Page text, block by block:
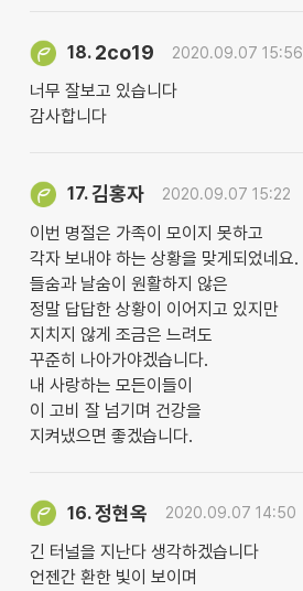
18. 2co19 2020.09.07 15:56
너무 잘보고 있습니다
감사합니다
17.김홍자 2020.09.07 15:22
이번 명절은 가족이 모이지 못하고
각자 보내야 하는 상황을 맞게되었네요.
들숨과 날숨이 원활하지 않은
정말 답답한 상황이 이어지고 있지만
지치지 않게 조금은 느려도
꾸준히 나아가야겠습니다.
내 사랑하는 모든이들이
이 고비 잘 넘기며 건강을
지켜냈으면 좋겠습니다.
16.정현옥 2020.09.07 14:50
긴 터널을 지난다 생각하겠습니다
언젠간 환한 빛이 보이며